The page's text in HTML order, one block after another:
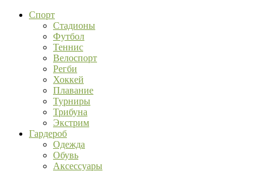
Спорт
Стадионы
Футбол
Теннис
Велоспорт
Регби
Хоккей
Плавание
Турниры
Трибуна
Экстрим
Гардероб
Одежда
Обувь
Аксессуары